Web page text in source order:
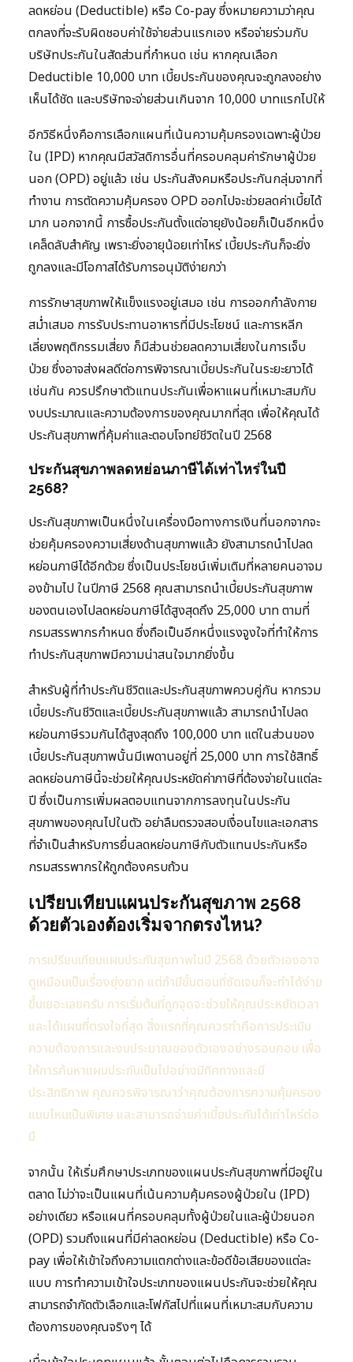
ลดหย่อน (Deductible) หรือ Co-pay ซึ่งหมายความว่าคุณ
ตกลงที่จะรับผิดชอบค่าใช้จ่ายส่วนแรกเอง หรือจ่ายร่วมกับ
บริษัทประกันในสัดส่วนที่กำหนด เช่น หากคุณเลือก
Deductible 10,000 บาท เบี้ยประกันของคุณจะถูกลงอย่าง
เห็นได้ชัด และบริษัทจะจ่ายส่วนเกินจาก 10,000 บาทแรกไปให้
อีกวิธีหนึ่งคือการเลือกแผนที่เน้นความคุ้มครองเฉพาะผู้ป่วย
ใน (IPD) หากคุณมีสวัสดิการอื่นที่ครอบคลุมค่ารักษาผู้ป่วย
นอก (OPD) อยู่แล้ว เช่น ประกันสังคมหรือประกันกลุ่มจากที่
ทำงาน การตัดความคุ้มครอง OPD ออกไปจะช่วยลดค่าเบี้ยได้
มาก นอกจากนี้ การซื้อประกันตั้งแต่อายุยังน้อยก็เป็นอีกหนึ่ง
เคล็ดลับสำคัญ เพราะยิ่งอายุน้อยเท่าไหร่ เบี้ยประกันก็จะยิ่ง
ถูกลงและมีโอกาสได้รับการอนุมัติง่ายกว่า
การรักษาสุขภาพให้แข็งแรงอยู่เสมอ เช่น การออกกำลังกาย
สม่ำเสมอ การรับประทานอาหารที่มีประโยชน์ และการหลีก
เลี่ยงพฤติกรรมเสี่ยง ก็มีส่วนช่วยลดความเสี่ยงในการเจ็บ
ป่วย ซึ่งอาจส่งผลดีต่อการพิจารณาเบี้ยประกันในระยะยาวได้
เช่นกัน ควรปรึกษาตัวแทนประกันเพื่อหาแผนที่เหมาะสมกับ
งบประมาณและความต้องการของคุณมากที่สุด เพื่อให้คุณได้
ประกันสุขภาพที่คุ้มค่าและตอบโจทย์ชีวิตในปี 2568
ประกันสุขภาพลดหย่อนภาษีได้เท่าไหร่ในปี
2568?
ประกันสุขภาพเป็นหนึ่งในเครื่องมือทางการเงินที่นอกจากจะ
ช่วยคุ้มครองความเสี่ยงด้านสุขภาพแล้ว ยังสามารถนำไปลด
หย่อนภาษีได้อีกด้วย ซึ่งเป็นประโยชน์เพิ่มเติมที่หลายคนอาจม
องข้ามไป ในปีภาษี 2568 คุณสามารถนำเบี้ยประกันสุขภาพ
ของตนเองไปลดหย่อนภาษีได้สูงสุดถึง 25,000 บาท ตามที่
กรมสรรพากรกำหนด ซึ่งถือเป็นอีกหนึ่งแรงจูงใจที่ทำให้การ
ทำประกันสุขภาพมีความน่าสนใจมากยิ่งขึ้น
สำหรับผู้ที่ทำประกันชีวิตและประกันสุขภาพควบคู่กัน หากรวม
เบี้ยประกันชีวิตและเบี้ยประกันสุขภาพแล้ว สามารถนำไปลด
หย่อนภาษีรวมกันได้สูงสุดถึง 100,000 บาท แต่ในส่วนของ
เบี้ยประกันสุขภาพนั้นมีเพดานอยู่ที่ 25,000 บาท การใช้สิทธิ์
ลดหย่อนภาษีนี้จะช่วยให้คุณประหยัดค่าภาษีที่ต้องจ่ายในแต่ละ
ปี ซึ่งเป็นการเพิ่มผลตอบแทนจากการลงทุนในประกัน
สุขภาพของคุณไปในตัว อย่าลืมตรวจสอบเงื่อนไขและเอกสาร
ที่จำเป็นสำหรับการยื่นลดหย่อนภาษีกับตัวแทนประกันหรือ
กรมสรรพากรให้ถูกต้องครบถ้วน
เปรียบเทียบแผนประกันสุขภาพ 2568
ด้วยตัวเองต้องเริ่มจากตรงไหน?
การเปรียบเทียบแผนประกันสุขภาพในปี 2568 ด้วยตัวเองอาจ
ดูเหมือนเป็นเรื่องยุ่งยาก แต่ถ้ามีขั้นตอนที่ชัดเจนก็จะทำได้ง่าย
ขึ้นเยอะเลยครับ การเริ่มต้นที่ถูกจุดจะช่วยให้คุณประหยัดเวลา
และได้แผนที่ตรงใจที่สุด สิ่งแรกที่คุณควรทำคือการประเมิน
ความต้องการและงบประมาณของตัวเองอย่างรอบคอบ เพื่อ
ให้การค้นหาแผนประกันเป็นไปอย่างมีทิศทางและมี
ประสิทธิภาพ คุณควรพิจารณาว่าคุณต้องการความคุ้มครอง
แบบไหนเป็นพิเศษ และสามารถจ่ายค่าเบี้ยประกันได้เท่าไหร่ต่อ
ปี
จากนั้น ให้เริ่มศึกษาประเภทของแผนประกันสุขภาพที่มีอยู่ใน
ตลาด ไม่ว่าจะเป็นแผนที่เน้นความคุ้มครองผู้ป่วยใน (IPD)
อย่างเดียว หรือแผนที่ครอบคลุมทั้งผู้ป่วยในและผู้ป่วยนอก
(OPD) รวมถึงแผนที่มีค่าลดหย่อน (Deductible) หรือ Co-
pay เพื่อให้เข้าใจถึงความแตกต่างและข้อดีข้อเสียของแต่ละ
แบบ การทำความเข้าใจประเภทของแผนประกันจะช่วยให้คุณ
สามารถจำกัดตัวเลือกและโฟกัสไปที่แผนที่เหมาะสมกับความ
ต้องการของคุณจริงๆ ได้